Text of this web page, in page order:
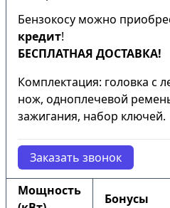
Бензокосу можно
кредит!
БЕСПЛАТНАЯ ДОСТАВКА!
Комплектация: головка с
нож, одноплечевой
зажигания, набор ключей.
Заказать звонок
Мощность
Бонусы